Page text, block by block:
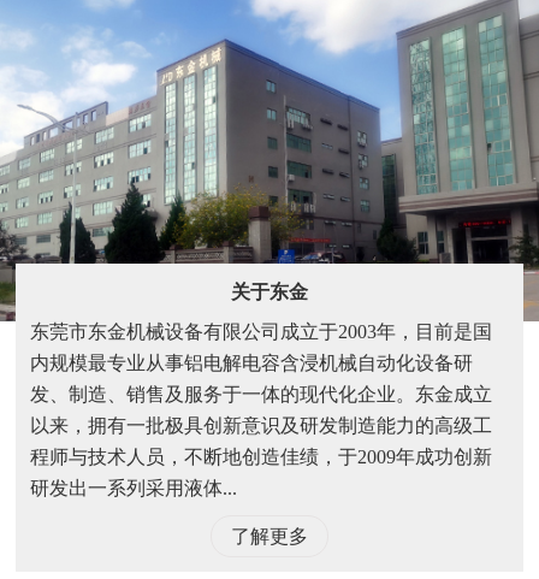
关于东金
东莞市东金机械设备有限公司成立于2003年，目前是国
内规模最专业从事铝电解电容含浸机械自动化设备研
发、制造、销售及服务于一体的现代化企业。东金成立
以来，拥有一批极具创新意识及研发制造能力的高级工
程师与技术人员，不断地创造佳绩，于2009年成功创新
研发出一系列采用液体...
了解更多